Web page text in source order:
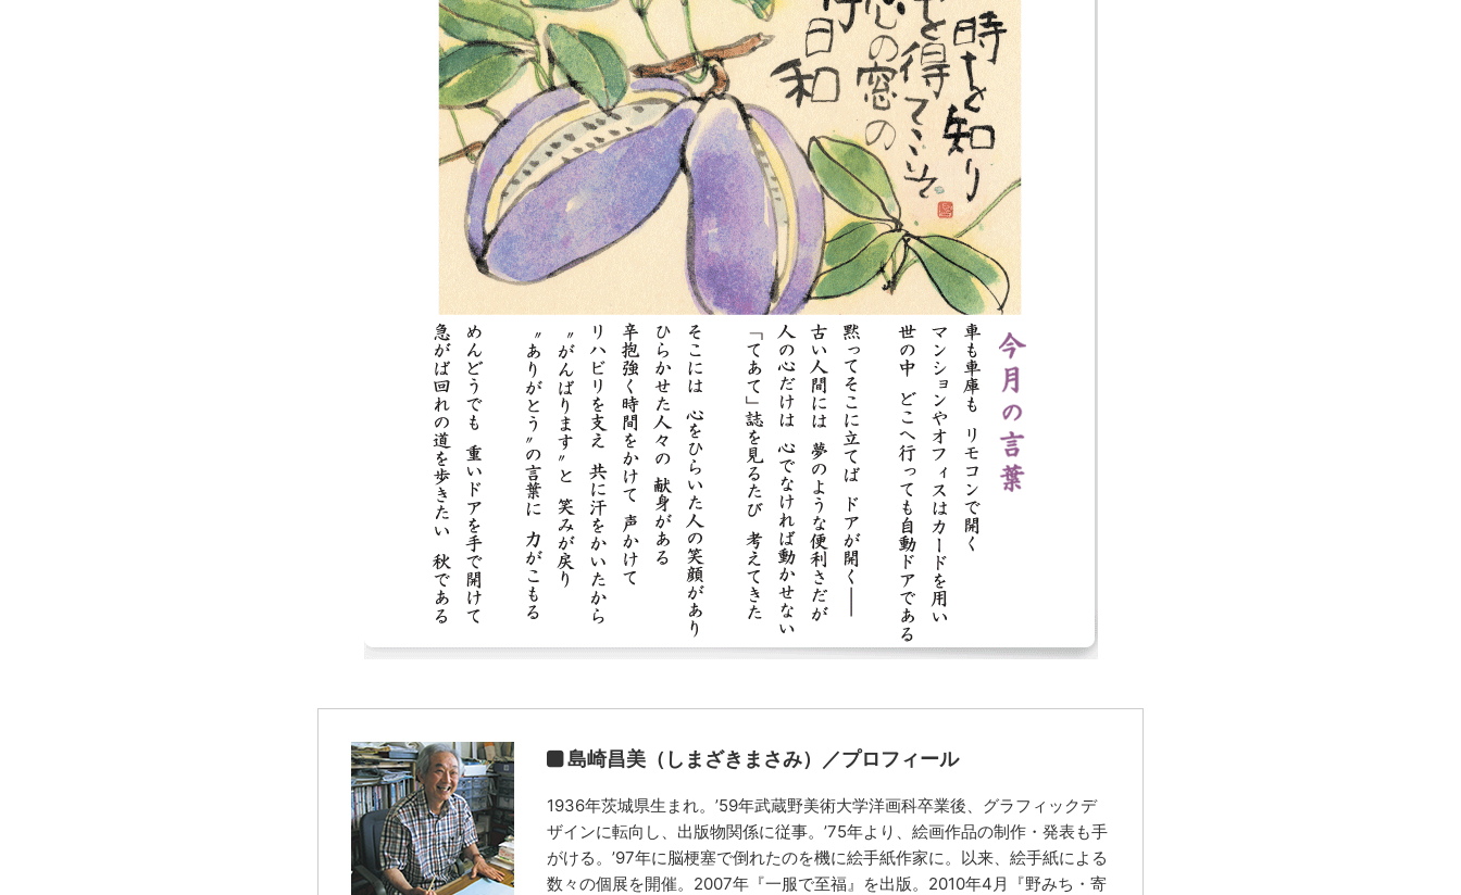
島崎昌美（しまざきまさみ）／プロフィール
1936年茨城県生まれ。’59年武蔵野美術大学洋画科卒業後、グラフィックデ
ザインに転向し、出版物関係に従事。’75年より、絵画作品の制作・発表も手
がける。’97年に脳梗塞で倒れたのを機に絵手紙作家に。以来、絵手紙による
数々の個展を開催。2007年『一服で至福』を出版。2010年4月『野みち・寄